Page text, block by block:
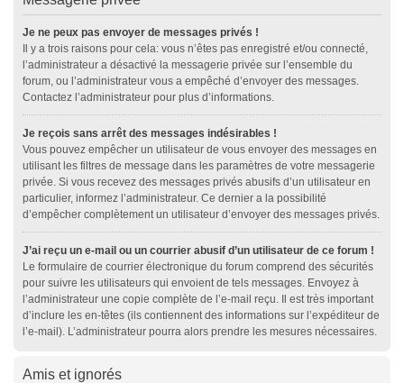
Je ne peux pas envoyer de messages privés !
Il y a trois raisons pour cela: vous n’êtes pas enregistré et/ou connecté,
l’administrateur a désactivé la messagerie privée sur l’ensemble du
forum, ou l’administrateur vous a empêché d’envoyer des messages.
Contactez l’administrateur pour plus d’informations.
Je reçois sans arrêt des messages indésirables !
Vous pouvez empêcher un utilisateur de vous envoyer des messages en
utilisant les filtres de message dans les paramètres de votre messagerie
privée. Si vous recevez des messages privés abusifs d’un utilisateur en
particulier, informez l’administrateur. Ce dernier a la possibilité
d’empêcher complètement un utilisateur d’envoyer des messages privés.
J’ai reçu un e-mail ou un courrier abusif d’un utilisateur de ce forum !
Le formulaire de courrier électronique du forum comprend des sécurités
pour suivre les utilisateurs qui envoient de tels messages. Envoyez à
l’administrateur une copie complète de l’e-mail reçu. Il est très important
d’inclure les en-têtes (ils contiennent des informations sur l’expéditeur de
l’e-mail). L’administrateur pourra alors prendre les mesures nécessaires.
Amis et ignorés